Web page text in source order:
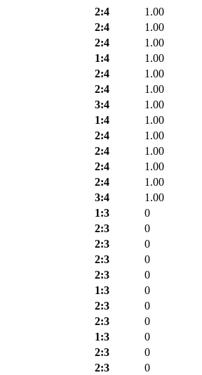
2:4
1.00
2:4
1.00
2:4
1.00
1:4
1.00
2:4
1.00
2:4
1.00
3:4
1.00
1:4
1.00
2:4
1.00
2:4
1.00
2:4
1.00
2:4
1.00
3:4
1.00
1:3
0
2:3
0
2:3
0
2:3
0
2:3
0
1:3
0
2:3
0
2:3
0
1:3
0
2:3
0
2:3
0